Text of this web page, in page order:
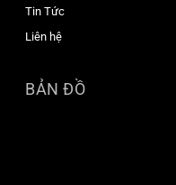
Tin Tức
Liên hệ
BẢN ĐỒ